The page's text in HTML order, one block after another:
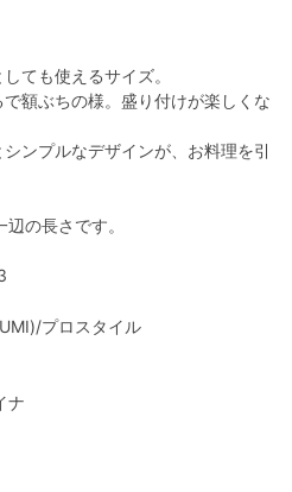
プロスタイル
ナ
ても使えるサイズ。
額ぶちの様。盛り付けが楽しくな
ンプルなデザインが、お料理を引
の長さです。